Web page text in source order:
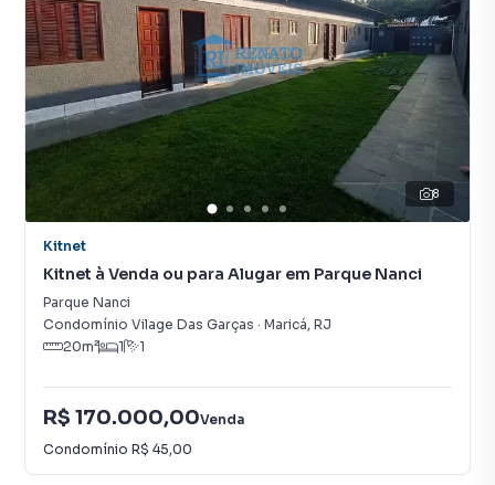
8
Kitnet
Kitnet à Venda ou para Alugar em Parque Nanci
Parque Nanci
Condomínio Vilage Das Garças · Maricá, RJ
20m² 1 1
R$ 170.000,00Venda
Condomínio R$ 45,00